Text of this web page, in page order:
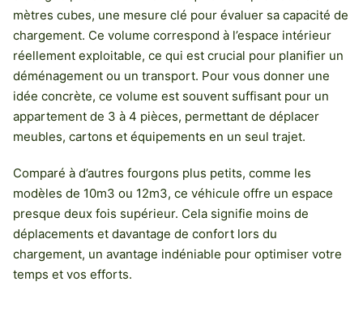
mètres cubes, une mesure clé pour évaluer sa capacité de
chargement. Ce volume correspond à l’espace intérieur
réellement exploitable, ce qui est crucial pour planifier un
déménagement ou un transport. Pour vous donner une
idée concrète, ce volume est souvent suffisant pour un
appartement de 3 à 4 pièces, permettant de déplacer
meubles, cartons et équipements en un seul trajet.
Comparé à d’autres fourgons plus petits, comme les
modèles de 10m3 ou 12m3, ce véhicule offre un espace
presque deux fois supérieur. Cela signifie moins de
déplacements et davantage de confort lors du
chargement, un avantage indéniable pour optimiser votre
temps et vos efforts.